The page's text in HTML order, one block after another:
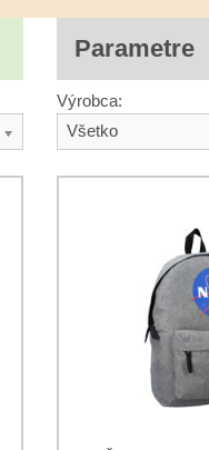
Parametre
Výrobca:
Všetko